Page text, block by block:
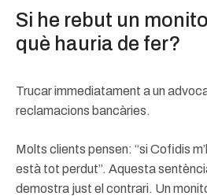
Si he rebut un
què hauria de fer?
Trucar immediatament a un
reclamacions bancàries.
Molts clients pensen: “si Cofidis
està tot perdut”. Aquesta
demostra just el contrari. Un